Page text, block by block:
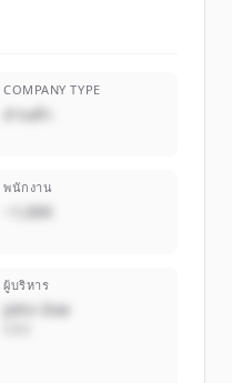
COMPANY TYPE
ส่วนตัว
พนักงาน
~1,000
ผู้บริหาร
John Doe